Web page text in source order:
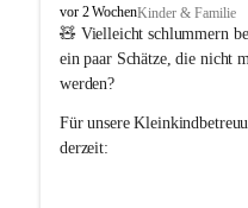
F
r
a
x
r
n
vor 2 WochenKinder & Familie
🧸 Vielleicht schlummern
ein paar Schätze, die nicht
werden?
Für unsere
derzeit: